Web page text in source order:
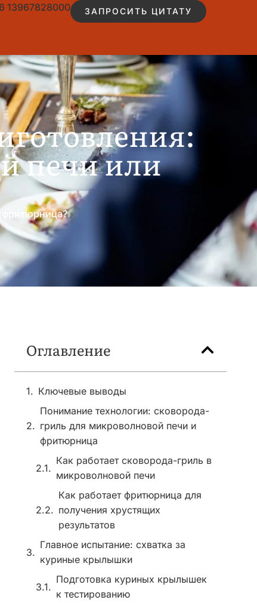
13967828000 ЗАПРОСИТЬ ЦИТАТУ
печи или
фритюрница?
Оглавление
Ключевые выводы
Понимание технологии: сковорода-
гриль для микроволновой печи и
фритюрница
Как работает сковорода-гриль в
микроволновой печи
Как работает фритюрница для
получения хрустящих
результатов
Главное испытание: схватка за
куриные крылышки
Подготовка куриных крылышек
к тестированию